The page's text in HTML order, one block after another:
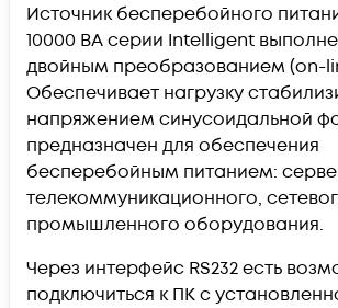
Источник бесперебойного
10000 ВА серии Intelligent
двойным преобразованием (on-
Обеспечивает нагрузку
напряжением синусоидальной
предназначен для обеспечения
бесперебойным питанием:
телекоммуникационного,
промышленного оборудования.
Через интерфейс RS232 есть
подключиться к ПК с